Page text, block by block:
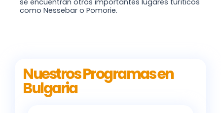
como Nessebar o Pomorie.
Nuestros Programas en
Bulgaria